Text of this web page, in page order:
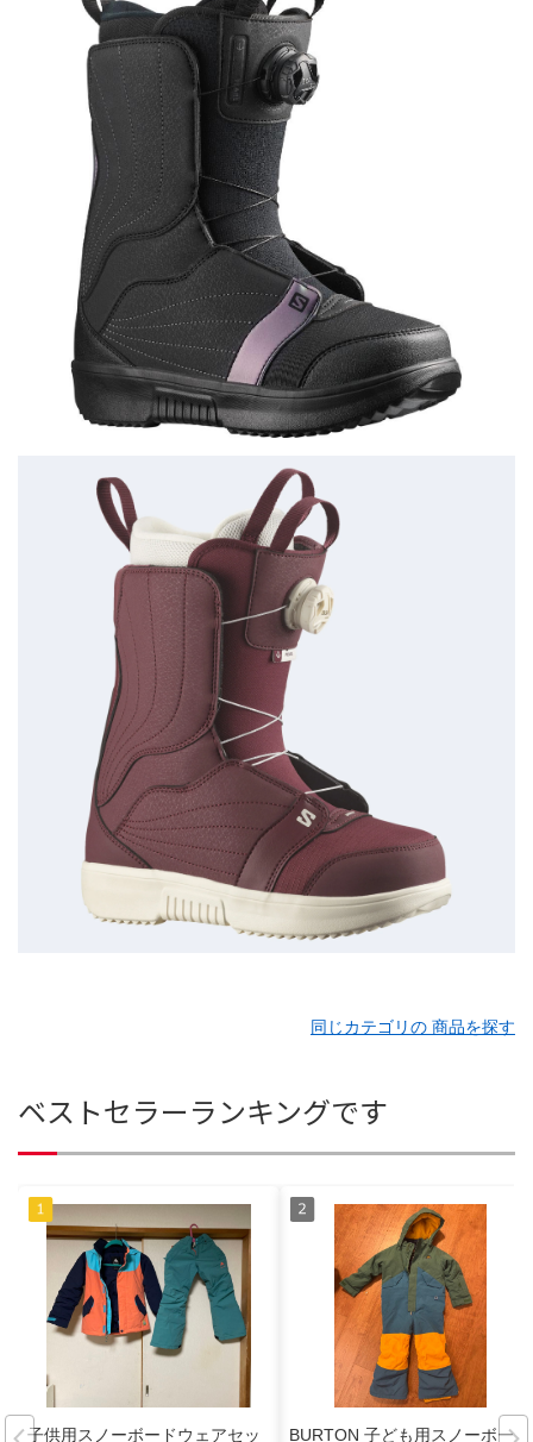
同じカテゴリの 商品を探す
ベストセラーランキングです
子供用スノーボードウェアセッ BURTON 子ども用スノーボード